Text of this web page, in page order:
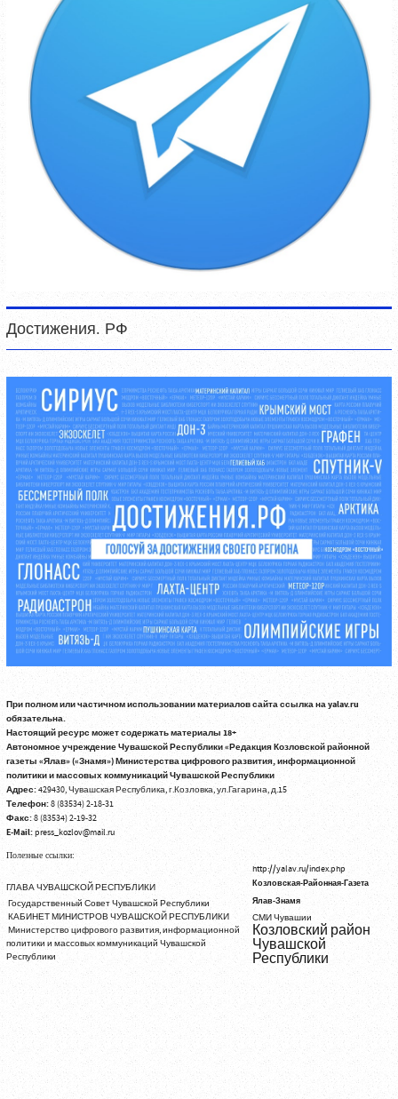
Достижения. РФ
При полном или частичном использовании материалов сайта ссылка на yalav.ru
обязательна.
Настоящий ресурс может содержать материалы 18+
Автономное учреждение Чувашской Республики «Редакция Козловской районной
газеты «Ялав» («Знамя») Министерства цифрового развития, информационной
политики и массовых коммуникаций Чувашской Республики
Адрес:429430, Чувашская Республика, г.Козловка, ул.Гагарина, д.15
Телефон:8 (83534) 2-18-31
Факс:8 (83534) 2-19-32
E-Mail:press_kozlov@mail.ru
Полезные ссылки:
ГЛАВА ЧУВАШСКОЙ РЕСПУБЛИКИ
Государственный Совет Чувашской Республики
КАБИНЕТ МИНИСТРОВ ЧУВАШСКОЙ РЕСПУБЛИКИ
Министерство цифрового развития, информационной
политики и массовых коммуникаций Чувашской
Республики
http://yalav.ru/index.php
Козловская-Районная-Газета
Ялав-Знамя
СМИ Чувашии
Козловский район
Чувашской
Республики